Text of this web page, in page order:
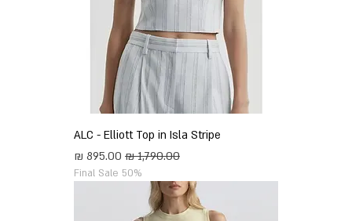
ALC - Elliott Top in Isla Stripe
מחיר רגיל
מחיר מבצע
Final Sale 50%